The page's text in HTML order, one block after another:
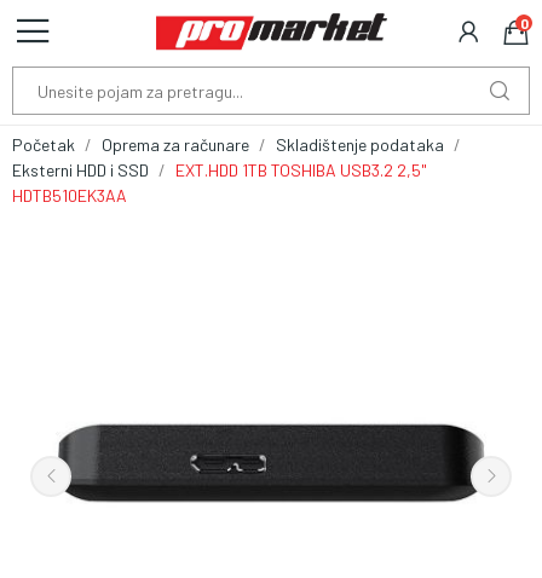
0
Početak Oprema za računare
Skladištenje podataka
Eksterni HDD i SSD
EXT.HDD 1TB TOSHIBA USB3.2 2,5"
HDTB510EK3AA